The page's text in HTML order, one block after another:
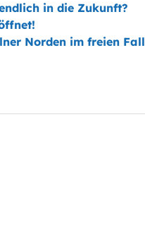
in die Zukunft?
Norden im freien Fall